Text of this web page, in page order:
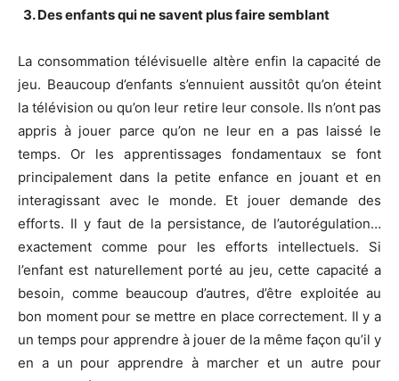
3. Des enfants qui ne savent plus faire semblant
La consommation télévisuelle altère enfin la capacité de
jeu. Beaucoup d’enfants s’ennuient aussitôt qu’on éteint
la télévision ou qu’on leur retire leur console. Ils n’ont pas
appris à jouer parce qu’on ne leur en a pas laissé le
temps. Or les apprentissages fondamentaux se font
principalement dans la petite enfance en jouant et en
interagissant avec le monde. Et jouer demande des
efforts. Il y faut de la persistance, de l’autorégulation…
exactement comme pour les efforts intellectuels. Si
l’enfant est naturellement porté au jeu, cette capacité a
besoin, comme beaucoup d’autres, d’être exploitée au
bon moment pour se mettre en place correctement. Il y a
un temps pour apprendre à jouer de la même façon qu’il y
en a un pour apprendre à marcher et un autre pour